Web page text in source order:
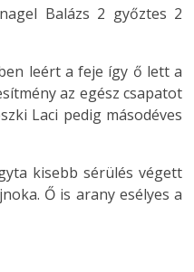
Balázs 2 győztes 2
leért a feje így ő lett a
az egész csapatot
Laci pedig másodéves
kisebb sérülés végett
Ő is arany esélyes a